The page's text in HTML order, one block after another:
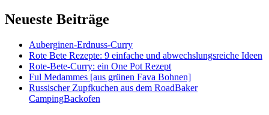
Neueste Beiträge
Auberginen-Erdnuss-Curry
Rote Bete Rezepte: 9 einfache und abwechslungsreiche Ideen
Rote-Bete-Curry: ein One Pot Rezept
Ful Medammes [aus grünen Fava Bohnen]
Russischer Zupfkuchen aus dem RoadBaker
CampingBackofen